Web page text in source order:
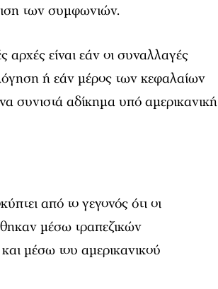
των συμφωνιών.
αρχές είναι εάν οι συναλλαγές
ή εάν μέρος των κεφαλαίων
συνιστά αδίκημα υπό αμερικανική
από το γεγονός ότι οι
μέσω τραπεζικών
μέσω του αμερικανικού